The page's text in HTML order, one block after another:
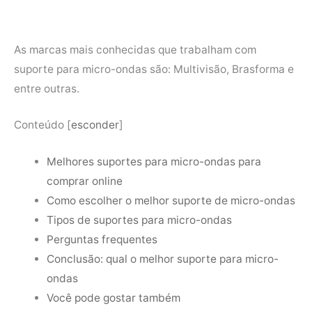
As marcas mais conhecidas que trabalham com
suporte para micro-ondas são: Multivisão, Brasforma e
entre outras.
Conteúdo [esconder]
Melhores suportes para micro-ondas para
comprar online
Como escolher o melhor suporte de micro-ondas
Tipos de suportes para micro-ondas
Perguntas frequentes
Conclusão: qual o melhor suporte para micro-
ondas
Você pode gostar também